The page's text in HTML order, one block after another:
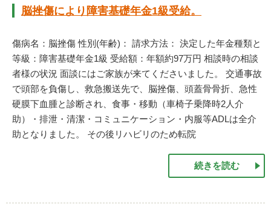
脳挫傷により障害基礎年金1級受給。
傷病名：脳挫傷 性別(年齢)： 請求方法： 決定した年金種類と
等級：障害基礎年金1級 受給額：年額約97万円 相談時の相談
者様の状況 面談にはご家族が来てくださいました。 交通事故
で頭部を負傷し、救急搬送先で、脳挫傷、頭蓋骨骨折、急性
硬膜下血腫と診断され、食事・移動（車椅子乗降時2人介
助）・排泄・清潔・コミュニケーション・内服等ADLは全介
助となりました。 その後リハビリのため転院
続きを読む